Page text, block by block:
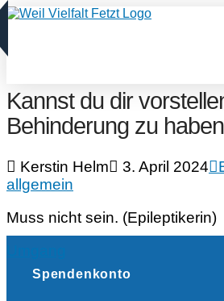
Kannst du dir
Behinderung zu
Kerstin Helm 3. April 2024
allgemein
Muss nicht sein. (Epileptikerin)
Spendenkonto